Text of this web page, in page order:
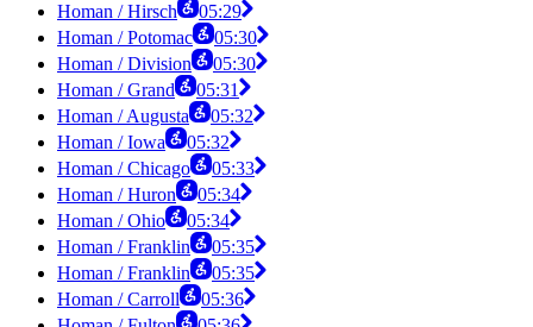
Homan / Hirsch
05:29
Homan / Potomac
05:30
Homan / Division
05:30
Homan / Grand
05:31
Homan / Augusta
05:32
Homan / Iowa
05:32
Homan / Chicago
05:33
Homan / Huron
05:34
Homan / Ohio
05:34
Homan / Franklin
05:35
Homan / Franklin
05:35
Homan / Carroll
05:36